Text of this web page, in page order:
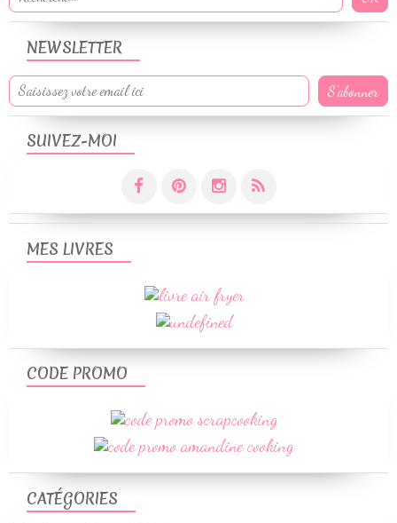
NEWSLETTER
SUIVEZ-MOI
CATÉGORIES
MES LIVRES
CODE PROMO